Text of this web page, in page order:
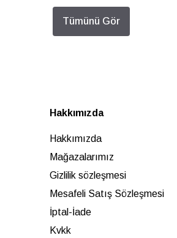
Tümünü Gör
Hakkımızda
Hakkımızda
Mağazalarımız
Gizlilik sözleşmesi
Mesafeli Satış Sözleşmesi
İptal-İade
Kvkk